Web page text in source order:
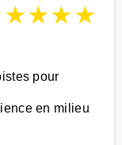
★★★★
pour
en milieu